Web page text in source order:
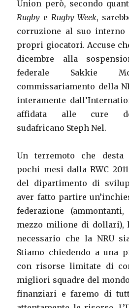
Union però, secondo
Rugby e Rugby Week,
corruzione al suo
propri giocatori. Accuse
dicembre alla
federale Sakkie
commissariamento della
interamente
affidata alle cure
sudafricano Steph Nel.
Un terremoto che desta
pochi mesi dalla RWC
del dipartimento di
aver fatto partire
federazione
mezzo milione di dollari),
necessario che la NRU
Stiamo chiedendo a una
con risorse limitate di
migliori squadre del
finanziari e faremo di